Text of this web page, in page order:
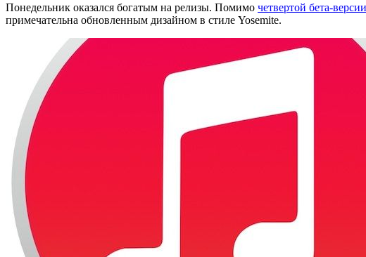
Понедельник оказался богатым на релизы. Помимо четвертой бета-
примечательна обновленным дизайном в стиле Yosemite.